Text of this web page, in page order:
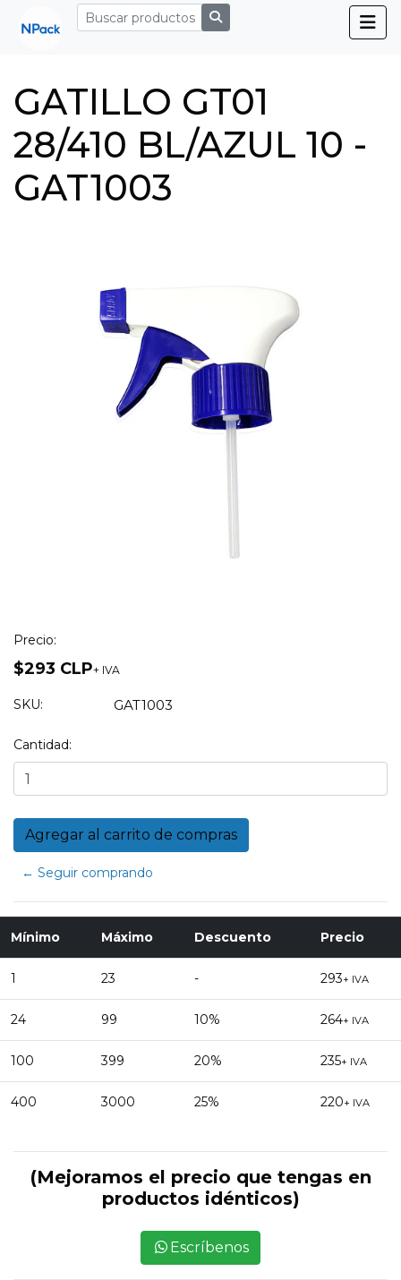
GATILLO GT01
28/410 BL/AZUL 10 -
GAT1003
Precio:
$293 CLP+ IVA
SKU: GAT1003
Cantidad:
← Seguir comprando
Mínimo Máximo Descuento Precio
1 23 - 293+ IVA
24 99 10% 264+ IVA
100 399 20% 235+ IVA
400 3000 25% 220+ IVA
(Mejoramos el precio que tengas en
productos idénticos)
Escríbenos